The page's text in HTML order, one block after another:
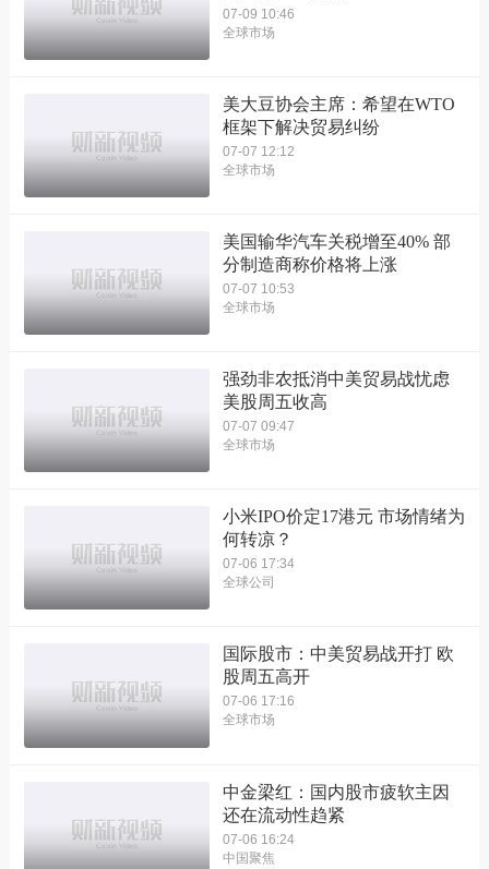
07-09 10:46
全球市场
美大豆协会主席：希望在WTO
框架下解决贸易纠纷
07-07 12:12
全球市场
美国输华汽车关税增至40% 部
分制造商称价格将上涨
07-07 10:53
全球市场
强劲非农抵消中美贸易战忧虑
美股周五收高
07-07 09:47
全球市场
小米IPO价定17港元 市场情绪为
何转凉？
07-06 17:34
全球公司
国际股市：中美贸易战开打 欧
股周五高开
07-06 17:16
全球市场
中金梁红：国内股市疲软主因
还在流动性趋紧
07-06 16:24
中国聚焦